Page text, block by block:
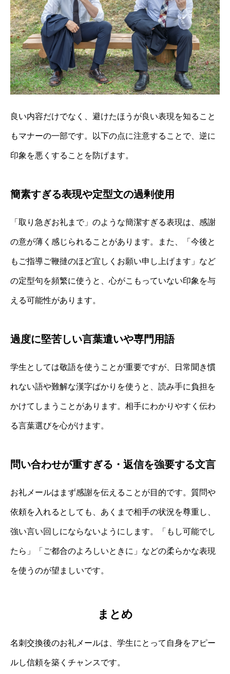
良い内容だけでなく、避けたほうが良い表現を知ること
もマナーの一部です。以下の点に注意することで、逆に
印象を悪くすることを防げます。
簡素すぎる表現や定型文の過剰使用
「取り急ぎお礼まで」のような簡潔すぎる表現は、感謝
の意が薄く感じられることがあります。また、「今後と
もご指導ご鞭撻のほど宜しくお願い申し上げます」など
の定型句を頻繁に使うと、心がこもっていない印象を与
える可能性があります。
過度に堅苦しい言葉遣いや専門用語
学生としては敬語を使うことが重要ですが、日常聞き慣
れない語や難解な漢字ばかりを使うと、読み手に負担を
かけてしまうことがあります。相手にわかりやすく伝わ
る言葉選びを心がけます。
問い合わせが重すぎる・返信を強要する文言
お礼メールはまず感謝を伝えることが目的です。質問や
依頼を入れるとしても、あくまで相手の状況を尊重し、
強い言い回しにならないようにします。「もし可能でし
たら」「ご都合のよろしいときに」などの柔らかな表現
を使うのが望ましいです。
まとめ
名刺交換後のお礼メールは、学生にとって自身をアピー
ルし信頼を築くチャンスです。